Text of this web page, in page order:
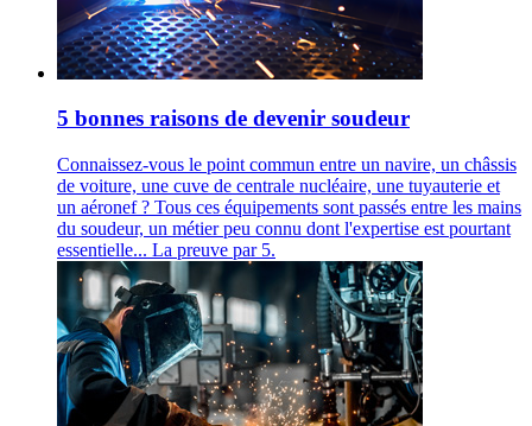
5 bonnes raisons de devenir soudeur
Connaissez-vous le point commun entre un navire, un châssis
de voiture, une cuve de centrale nucléaire, une tuyauterie et
un aéronef ? Tous ces équipements sont passés entre les mains
du soudeur, un métier peu connu dont l'expertise est pourtant
essentielle... La preuve par 5.